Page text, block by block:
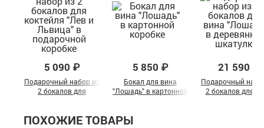
5 090 ₽
Подарочный набор из
2 бокалов для
подарочной коробке
5 850 ₽
Бокал для вина
"Лошадь" в картонной
21 590 ₽
Подарочный
2 бокалов для
ПОХОЖИЕ ТОВАРЫ